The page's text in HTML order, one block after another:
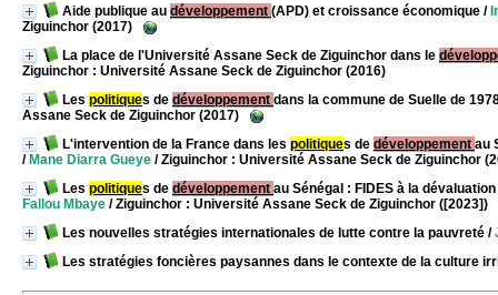
Aide publique au développement (APD) et croissance économique /
Ziguinchor (2017)
La place de l'Université Assane Seck de Ziguinchor dans le
Ziguinchor : Université Assane Seck de Ziguinchor (2016)
Les politiques de développement dans la commune de Suelle de
Assane Seck de Ziguinchor (2017)
L'intervention de la France dans les politiques de développement au
/ Mane Diarra Gueye / Ziguinchor : Université Assane Seck de Ziguinchor
Les politiques de développement au Sénégal : FIDES à la
Fallou Mbaye / Ziguinchor : Université Assane Seck de Ziguinchor ([2023])
Les nouvelles stratégies internationales de lutte contre la pauvreté /
Les stratégies foncières paysannes dans le contexte de la culture